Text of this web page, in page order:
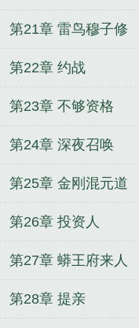
第21章 雷鸟穆子修
第22章 约战
第23章 不够资格
第24章 深夜召唤
第25章 金刚混元道
第26章 投资人
第27章 蟒王府来人
第28章 提亲